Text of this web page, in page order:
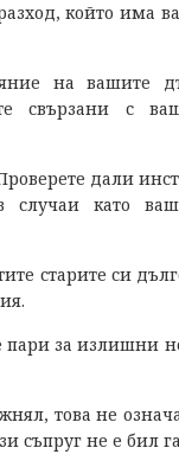
който има
на вашите
свързани с
дали
като
старите си
пари за излишни
това не
съпруг не е бил